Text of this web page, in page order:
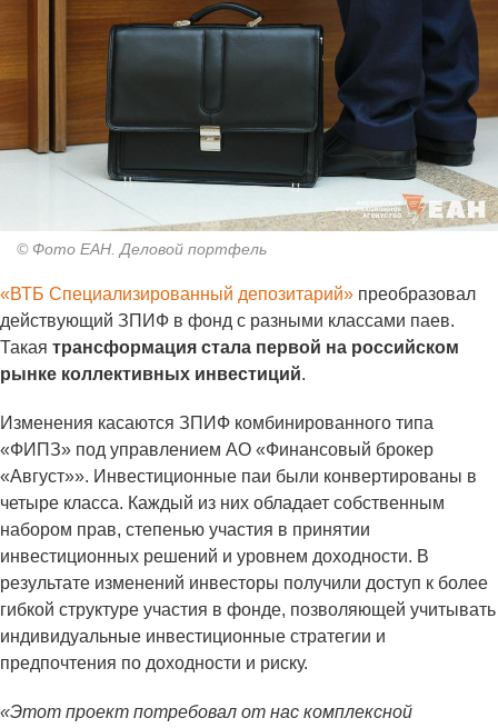
© Фото ЕАН. Деловой портфель
«ВТБ Специализированный депозитарий» преобразовал
действующий ЗПИФ в фонд с разными классами паев.
Такая трансформация стала первой на российском
рынке коллективных инвестиций.
Изменения касаются ЗПИФ комбинированного типа
«ФИПЗ» под управлением АО «Финансовый брокер
«Август»». Инвестиционные паи были конвертированы в
четыре класса. Каждый из них обладает собственным
набором прав, степенью участия в принятии
инвестиционных решений и уровнем доходности. В
результате изменений инвесторы получили доступ к более
гибкой структуре участия в фонде, позволяющей учитывать
индивидуальные инвестиционные стратегии и
предпочтения по доходности и риску.
«Этот проект потребовал от нас комплексной